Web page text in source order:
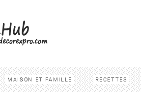
MAISON ET FAMILLE RECETTES